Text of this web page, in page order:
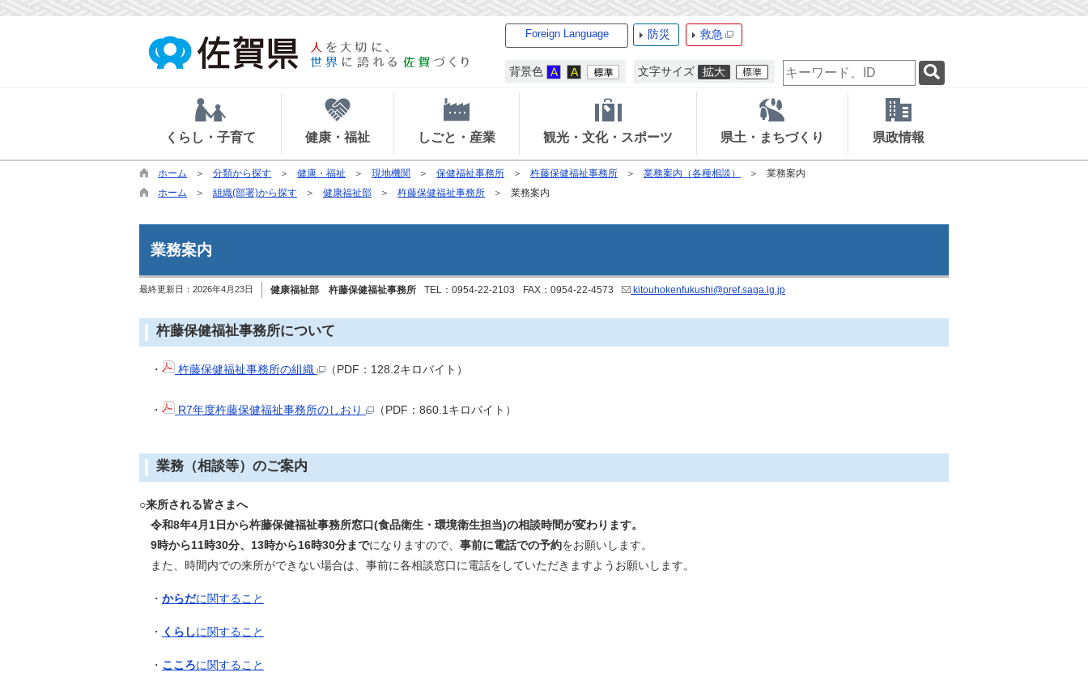
Foreign Language 防災 救急
背景色 文字サイズ
検
索
ー
ー
ド
くらし・子育て 健康・福祉 しごと・産業 観光・文化・スポーツ 県土・まちづくり 県政情報
ホーム 分類から探す 健康・福祉 現地機関 保健福祉事務所 杵藤保健福祉事務所 業務案内（各種相談）
業務案内
ホーム
組織(部署)から探す 健康福祉部 杵藤保健福祉事務所 業務案内
業務案内
最終更新日： 2026年4月23日 健康福祉部 杵藤保健福祉事務所 TEL：0954-22-2103 FAX：0954-22-4573 kitouhokenfukushi@pref.saga.lg.jp
杵藤保健福祉事務所について
・ 杵藤保健福祉事務所の組織 （PDF：128.2キロバイト）
・ R7年度杵藤保健福祉事務所のしおり （PDF：860.1キロバイト）
業務（相談等）のご案内
○来所される皆さまへ
令和8年4月1日から杵藤保健福祉事務所窓口(食品衛生・環境衛生担当)の相談時間が変わります。
9時から11時30分、13時から16時30分までになりますので、 事前に電話での予約をお願いします。
また、時間内での来所ができない場合は、事前に各相談窓口に電話をしていただきますようお願いします。
・ からだに関すること
・ くらしに関すること
・ こころに関すること